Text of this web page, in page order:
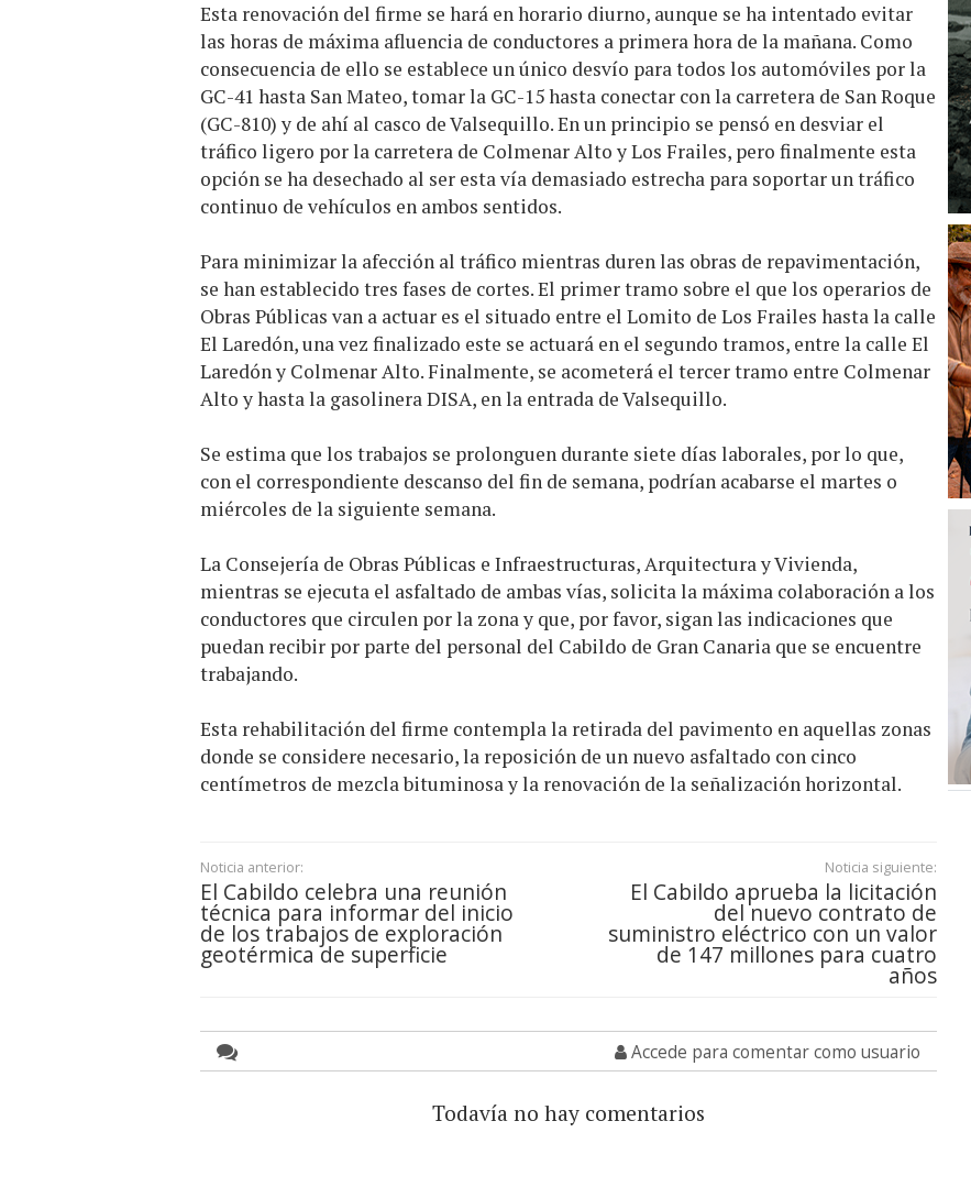
Esta renovación del firme se hará en horario diurno, aunque se ha intentado evitar
las horas de máxima afluencia de conductores a primera hora de la mañana. Como
consecuencia de ello se establece un único desvío para todos los automóviles por la
GC-41 hasta San Mateo, tomar la GC-15 hasta conectar con la carretera de San Roque
(GC-810) y de ahí al casco de Valsequillo. En un principio se pensó en desviar el
tráfico ligero por la carretera de Colmenar Alto y Los Frailes, pero finalmente esta
opción se ha desechado al ser esta vía demasiado estrecha para soportar un tráfico
continuo de vehículos en ambos sentidos.
Para minimizar la afección al tráfico mientras duren las obras de repavimentación,
se han establecido tres fases de cortes. El primer tramo sobre el que los operarios de
Obras Públicas van a actuar es el situado entre el Lomito de Los Frailes hasta la calle
El Laredón, una vez finalizado este se actuará en el segundo tramos, entre la calle El
Laredón y Colmenar Alto. Finalmente, se acometerá el tercer tramo entre Colmenar
Alto y hasta la gasolinera DISA, en la entrada de Valsequillo.
Se estima que los trabajos se prolonguen durante siete días laborales, por lo que,
con el correspondiente descanso del fin de semana, podrían acabarse el martes o
miércoles de la siguiente semana.
La Consejería de Obras Públicas e Infraestructuras, Arquitectura y Vivienda,
mientras se ejecuta el asfaltado de ambas vías, solicita la máxima colaboración a los
conductores que circulen por la zona y que, por favor, sigan las indicaciones que
puedan recibir por parte del personal del Cabildo de Gran Canaria que se encuentre
trabajando.
Esta rehabilitación del firme contempla la retirada del pavimento en aquellas zonas
donde se considere necesario, la reposición de un nuevo asfaltado con cinco
centímetros de mezcla bituminosa y la renovación de la señalización horizontal.
Noticia anterior:
El Cabildo celebra una reunión
técnica para informar del inicio
de los trabajos de exploración
geotérmica de superficie
Noticia siguiente:
El Cabildo aprueba la licitación
del nuevo contrato de
suministro eléctrico con un valor
de 147 millones para cuatro
años
Accede para comentar como usuario
Todavía no hay comentarios